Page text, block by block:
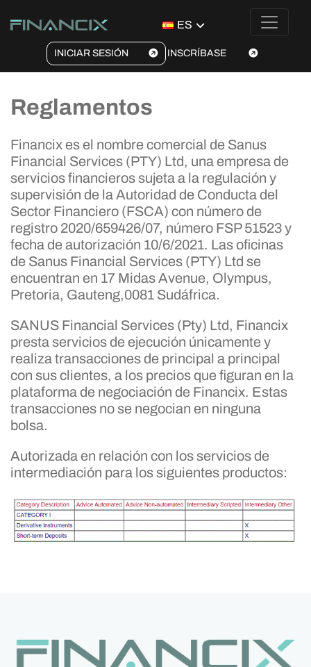
ES
INICIAR SESIÓN INSCRÍBASE
Reglamentos
Financix es el nombre comercial de Sanus
Financial Services (PTY) Ltd, una empresa de
servicios financieros sujeta a la regulación y
supervisión de la Autoridad de Conducta del
Sector Financiero (FSCA) con número de
registro 2020/659426/07, número FSP 51523 y
fecha de autorización 10/6/2021. Las oficinas
de Sanus Financial Services (PTY) Ltd se
encuentran en 17 Midas Avenue, Olympus,
Pretoria, Gauteng,0081 Sudáfrica.
SANUS Financial Services (Pty) Ltd, Financix
presta servicios de ejecución únicamente y
realiza transacciones de principal a principal
con sus clientes, a los precios que figuran en la
plataforma de negociación de Financix. Estas
transacciones no se negocian en ninguna
bolsa.
Autorizada en relación con los servicios de
intermediación para los siguientes productos: